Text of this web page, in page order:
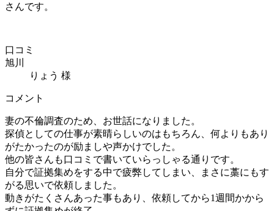
さんです。
口コミ
旭川
りょう 様
コメント
妻の不倫調査のため、お世話になりました。
探偵としての仕事が素晴らしいのはもちろん、何よりもあり
がたかったのが励ましや声かけでした。
他の皆さんも口コミで書いていらっしゃる通りです。
自分で証拠集めをする中で疲弊してしまい、まさに藁にもす
がる思いで依頼しました。
動きがたくさんあった事もあり、依頼してから1週間かから